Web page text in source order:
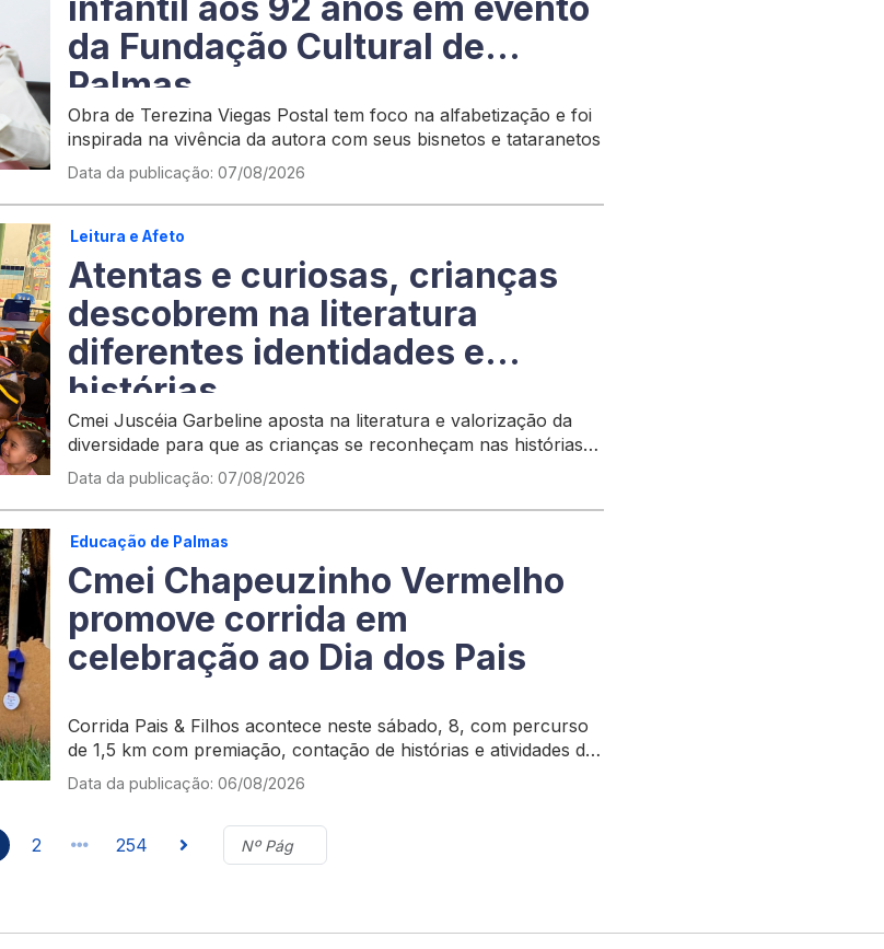
da Fundação Cultural de
Palmas
Obra de Terezina Viegas Postal tem foco na alfabetização e foi
inspirada na vivência da autora com seus bisnetos e tataranetos
Data da publicação: 07/08/2026
Leitura e Afeto
Atentas e curiosas, crianças
descobrem na literatura
diferentes identidades e
histórias
Cmei Juscéia Garbeline aposta na literatura e valorização da
diversidade para que as crianças se reconheçam nas histórias
desde a primeira infância
Data da publicação: 07/08/2026
Educação de Palmas
Cmei Chapeuzinho Vermelho
promove corrida em
celebração ao Dia dos Pais
Corrida Pais & Filhos acontece neste sábado, 8, com percurso
de 1,5 km com premiação, contação de histórias e atividades de
integração entre as famílias
Data da publicação: 06/08/2026
2 254